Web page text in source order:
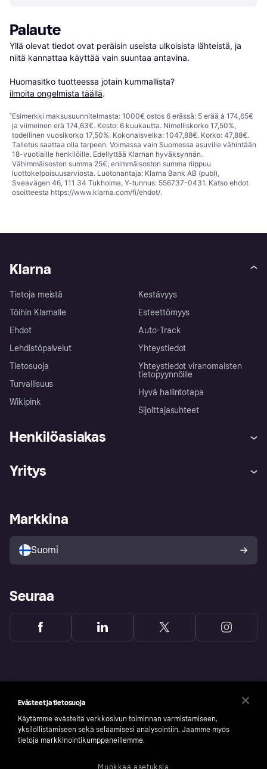
Palaute
Yllä olevat tiedot ovat peräisin useista ulkoisista lähteistä, ja
niitä kannattaa käyttää vain suuntaa antavina.
Huomasitko tuotteessa jotain kummallista?
ilmoita ongelmista täällä.
¹Esimerkki maksusuunnitelmasta: 1000€ ostos 6 erässä: 5 erää à 174,65€
ja viimeinen erä 174,63€. Kesto: 6 kuukautta. Nimelliskorko 17,50%,
todellinen vuosikorko 17,50%. Kokonaisvelka: 1047,88€. Korko: 47,88€.
Talletus saattaa olla tarpeen. Voimassa vain Suomessa asuville vähintään
18-vuotiaille henkilöille. Edellyttää Klarnan hyväksynnän.
Vähimmäisoston summa 25€; enimmäisoston summa riippuu
luottokelpoisuusarviosta. Luotonantaja: Klarna Bank AB (publ),
Sveavägen 46, 111 34 Tukholma, Y-tunnus: 556737-0431. Katso ehdot
osoitteesta https://www.klarna.com/fi/ehdot/.
Klarna
Tietoja meistä
Töihin Klarnalle
Ehdot
Lehdistöpalvelut
Tietosuoja
Turvallisuus
Wikipink
Kestävyys
Esteettömyys
Auto-Track
Yhteystiedot
Yhteystiedot viranomaisten
tietopyynnöille
Hyvä hallintotapa
Sijoittajasuhteet
Henkilöasiakas
Kirjaudu sisään
Tutustu kauppoihin
Ostajan turva
Yritys
Kirjaudu sisään yrityksenä
Markkina
Suomi
Seuraa
Evästeet ja tietosuoja
Käytämme evästeitä verkkosivun toiminnan varmistamiseen,
yksilöllistämiseen sekä selaamisesi analysointiin. Jaamme myös
tietoja markkinointikumppaneillemme.
Muokkaa asetuksia